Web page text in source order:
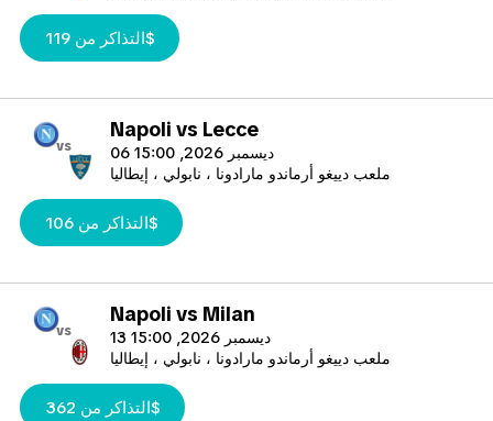
التذاكر من 119$
vs
Napoli vs Lecce
06 ديسمبر 2026, 15:00
ملعب دييغو أرماندو مارادونا ، نابولي ، إيطاليا
التذاكر من 106$
vs
Napoli vs Milan
13 ديسمبر 2026, 15:00
ملعب دييغو أرماندو مارادونا ، نابولي ، إيطاليا
التذاكر من 362$